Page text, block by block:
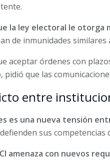
la ley electoral le
de inmunidades similares
aceptar órdenes con
pidió que las
entre
es una nueva tensión
sus competencias
amenaza con nuevos